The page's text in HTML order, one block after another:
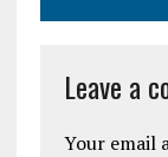
Leave a
Your email